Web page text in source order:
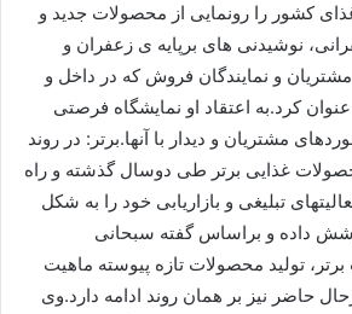
کشور را رونمایی از محصولات جدید و
نوشیدنی های برپایه ی زعفران و
مشتریان و نمایندگان فروش که در داخل و
کرد.به اعتقاد او نمایشگاه فرصتی
مشتریان و دیدار با آنها.برتر: در روند
غذایی برتر طی دوسال گذشته و راه
تبلیغی و بازاریابی خود را به شکل
داده و براساس گفته سبحانی
برتر، تولید محصولات تازه پیوسته ماهیت
حاضر نیز بر همان روند ادامه دارد.وی